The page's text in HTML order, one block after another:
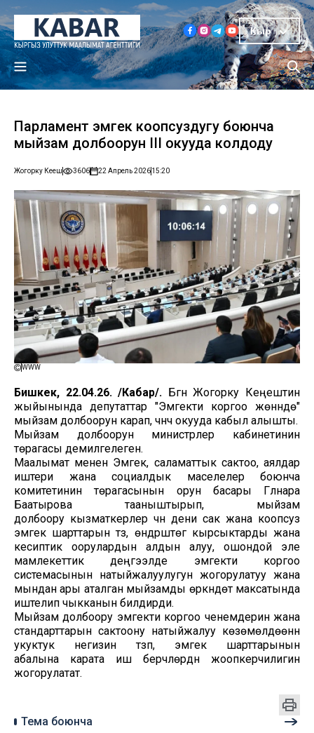
Кыр
Парламент эмгек коопсуздугу боюнча
мыйзам долбоорун III окууда колдоду
Жогорку Кеңеш 3606 22 Апрель 202615:20
WWW
Бишкек, 22.04.26. /Кабар/. Бүгүн Жогорку Кеңештин
жыйынында депутаттар "Эмгекти коргоо жөнүндө"
мыйзам долбоорун карап, үчүнчү окууда кабыл алышты.
Мыйзам долбоорун министрлер кабинетинин
төрагасы демилгелеген.
Маалымат менен Эмгек, саламаттык сактоо, аялдар
иштери жана социалдык маселелер боюнча
комитетинин төрагасынын орун басары Гүлнара
Баатырова тааныштырып, мыйзам
долбоору кызматкерлер үчүн дени сак жана коопсуз
эмгек шарттарын түзүү, өндүрүштөгү кырсыктарды жана
кесиптик оорулардын алдын алуу, ошондой эле
мамлекеттик деңгээлде эмгекти коргоо
системасынын натыйжалуулугун жогорулатуу жана
мындан ары аталган мыйзамды өркүндөтүү максатында
иштелип чыкканын билдирди.
Мыйзам долбоору эмгекти коргоо ченемдерин жана
стандарттарын сактоону натыйжалуу көзөмөлдөөнүн
укуктук негизин түзүп, эмгек шарттарынын
абалына карата иш берүүчүлөрдүн жоопкерчилигин
жогорулатат.
Тема боюнча